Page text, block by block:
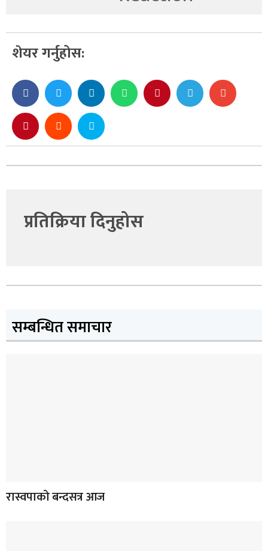
शेयर गर्नुहोस:
प्रतिक्रिया दिनुहोस
सम्बन्धित समाचार
रास्वपाको बन्दसत्र आज